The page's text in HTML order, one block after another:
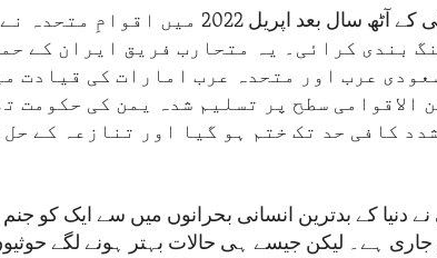
یمن میں خانہ جنگی کے آٹھ سال بعد اپریل
بندی کرائی۔ یہ متحارب فریق ایران کے
عرب اور متحدہ عرب امارات کی قیادت
الاقوامی سطح پر تسلیم شدہ یمن کی حکومت
کافی حد تک ختم ہو گیا اور تنازعہ کے حل
دنیا کے بدترین انسانی بحرانوں میں سے ایک کو
جاری ہے۔ لیکن جیسے ہی حالات بہتر ہونے لگے